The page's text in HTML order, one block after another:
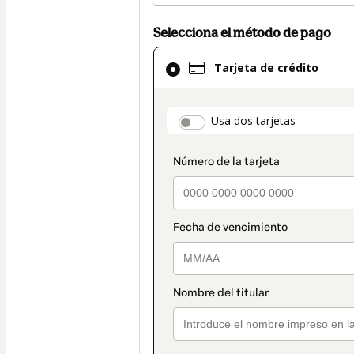
Selecciona el método de pago
Tarjeta de crédito
Usa dos tarjetas
El
método
seleccionado
Tarjeta
crédito